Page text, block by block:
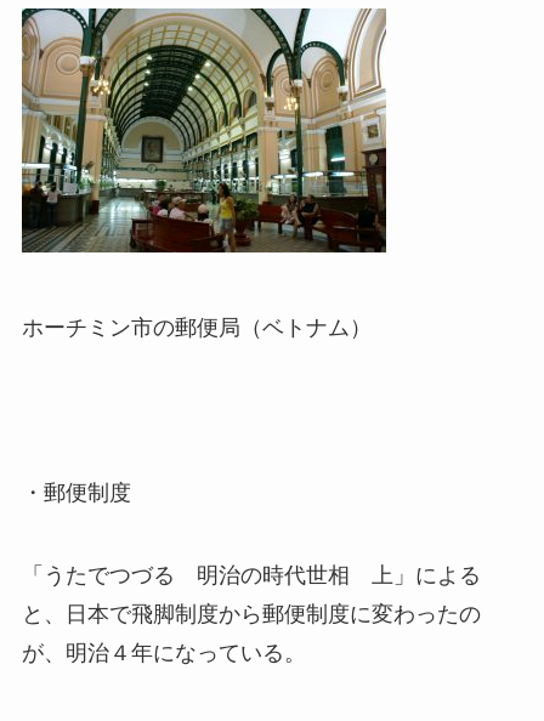
ホーチミン市の郵便局（ベトナム）
・郵便制度
「うたでつづる 明治の時代世相 上」による
と、日本で飛脚制度から郵便制度に変わったの
が、明治４年になっている。